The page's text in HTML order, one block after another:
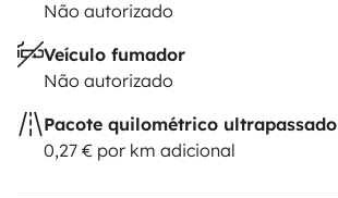
Não autorizado
Veículo fumador
Não autorizado
Pacote quilométrico ultrapassado
0,27 € por km adicional